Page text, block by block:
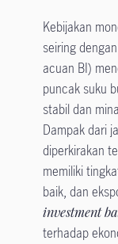
Kebijakan
seiring dengan
acuan BI)
puncak suku
stabil dan
Dampak dari
diperkirakan
memiliki
baik, dan
investment
terhadap